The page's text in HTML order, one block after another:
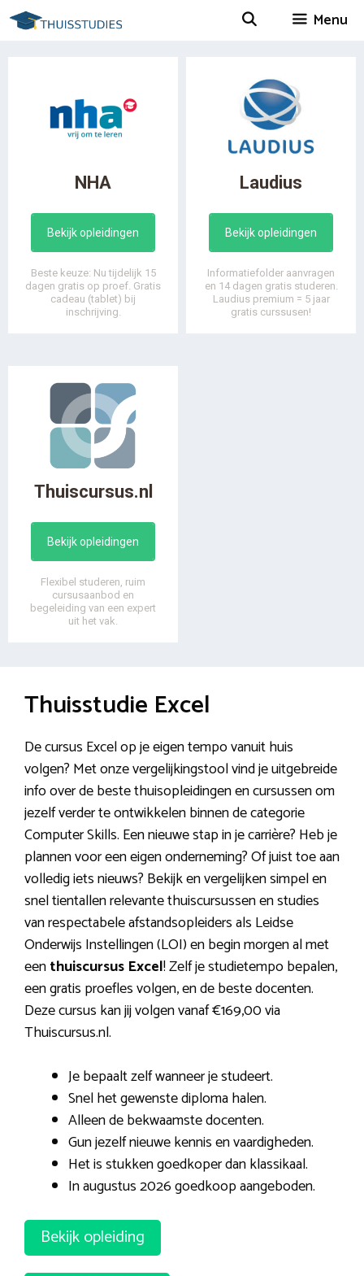
Spring
naar
Menu
NHA
Bekijk opleidingen
Beste keuze: Nu tijdelijk 15
dagen gratis op proef. Gratis
cadeau (tablet) bij
inschrijving.
Laudius
Bekijk opleidingen
Informatiefolder aanvragen
en 14 dagen gratis studeren.
Laudius premium = 5 jaar
gratis curssusen!
Thuiscursus.nl
Bekijk opleidingen
Flexibel studeren, ruim
cursusaanbod en
begeleiding van een expert
uit het vak.
Thuisstudie Excel
De cursus Excel op je eigen tempo vanuit huis
volgen? Met onze vergelijkingstool vind je uitgebreide
info over de beste thuisopleidingen en cursussen om
jezelf verder te ontwikkelen binnen de categorie
Computer Skills. Een nieuwe stap in je carrière? Heb je
plannen voor een eigen onderneming? Of juist toe aan
volledig iets nieuws? Bekijk en vergelijken simpel en
snel tientallen relevante thuiscursussen en studies
van respectabele afstandsopleiders als Leidse
Onderwijs Instellingen (LOI) en begin morgen al met
eenthuiscursus Excel! Zelf je studietempo bepalen,
een gratis proefles volgen, en de beste docenten.
Deze cursus kan jij volgen vanaf €169,00 via
Thuiscursus.nl.
Je bepaalt zelf wanneer je studeert.
Snel het gewenste diploma halen.
Alleen de bekwaamste docenten.
Gun jezelf nieuwe kennis en vaardigheden.
Het is stukken goedkoper dan klassikaal.
In augustus 2026 goedkoop aangeboden.
Bekijk opleiding